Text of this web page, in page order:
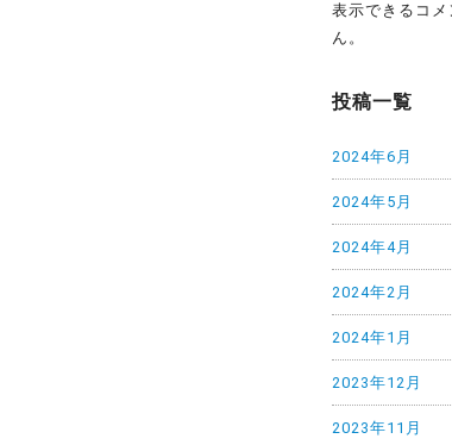
表示できるコ
ん。
投稿一覧
2024年6月
2024年5月
2024年4月
2024年2月
2024年1月
2023年12月
2023年11月